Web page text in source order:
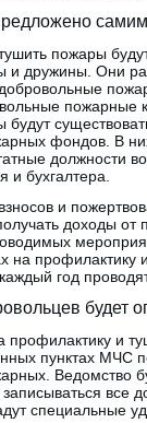
самим
пожары
и дружины. Они
пожарные
фондов. В
должности
и бухгалтера.
и
доходы от
на
год
будет
профилактику и
пунктах МЧС
Ведомство
записываться все
специальные